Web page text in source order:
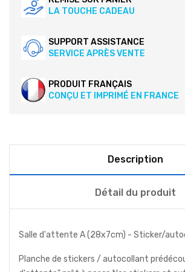
LA TOUCHE CADEAU
SUPPORT ASSISTANCE
SERVICE APRÈS VENTE
PRODUIT FRANÇAIS
CONÇU ET IMPRIMÉ EN FRANCE
Description
Détail du produit
Salle d'attente A (28x7cm) - Sticker/
Planche de stickers / autocollant